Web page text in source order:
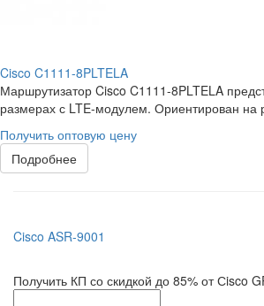
Cisco C1111-8PLTELA
Маршрутизатор Cisco C1111-8PLTELA
размерах с LTE-модулем. Ориентирован на
Получить оптовую цену
Подробнее
Cisco ASR-9001
Получить КП со скидкой до 85% от Сisco